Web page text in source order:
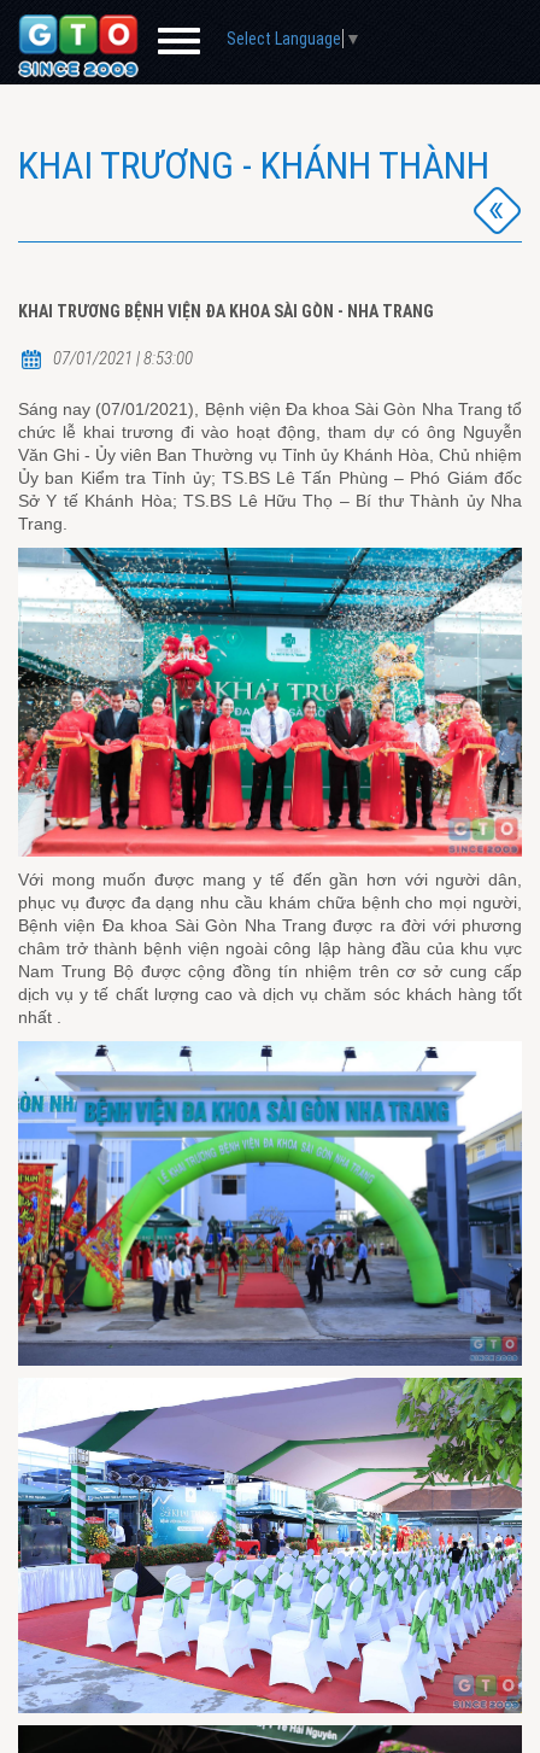
Select Language ▼
KHAI TRƯƠNG - KHÁNH THÀNH
KHAI TRƯƠNG BỆNH VIỆN ĐA KHOA SÀI GÒN - NHA TRANG
07/01/2021 | 8:53:00
Sáng nay (07/01/2021), Bệnh viện Đa khoa Sài Gòn Nha Trang tổ
chức lễ khai trương đi vào hoạt động, tham dự có ông Nguyễn
Văn Ghi - Ủy viên Ban Thường vụ Tỉnh ủy Khánh Hòa, Chủ nhiệm
Ủy ban Kiểm tra Tỉnh ủy; TS.BS Lê Tấn Phùng – Phó Giám đốc
Sở Y tế Khánh Hòa; TS.BS Lê Hữu Thọ – Bí thư Thành ủy Nha
Trang.
Với mong muốn được mang y tế đến gần hơn với người dân,
phục vụ được đa dạng nhu cầu khám chữa bệnh cho mọi người,
Bệnh viện Đa khoa Sài Gòn Nha Trang được ra đời với phương
châm trở thành bệnh viện ngoài công lập hàng đầu của khu vực
Nam Trung Bộ được cộng đồng tín nhiệm trên cơ sở cung cấp
dịch vụ y tế chất lượng cao và dịch vụ chăm sóc khách hàng tốt
nhất .